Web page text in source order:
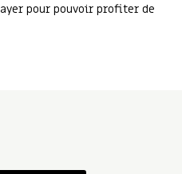
pour pouvoir profiter de